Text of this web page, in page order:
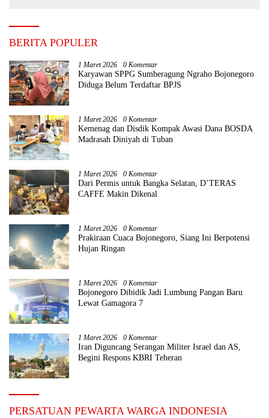
BERITA POPULER
1 Maret 2026 0 Komentar
Karyawan SPPG Sumberagung Ngraho Bojonegoro
Diduga Belum Terdaftar BPJS
1 Maret 2026 0 Komentar
Kemenag dan Disdik Kompak Awasi Dana BOSDA
Madrasah Diniyah di Tuban
1 Maret 2026 0 Komentar
Dari Permis untuk Bangka Selatan, D’TERAS
CAFFE Makin Dikenal
1 Maret 2026 0 Komentar
Prakiraan Cuaca Bojonegoro, Siang Ini Berpotensi
Hujan Ringan
1 Maret 2026 0 Komentar
Bojonegoro Dibidik Jadi Lumbung Pangan Baru
Lewat Gamagora 7
1 Maret 2026 0 Komentar
Iran Diguncang Serangan Militer Israel dan AS,
Begini Respons KBRI Teheran
PERSATUAN PEWARTA WARGA INDONESIA